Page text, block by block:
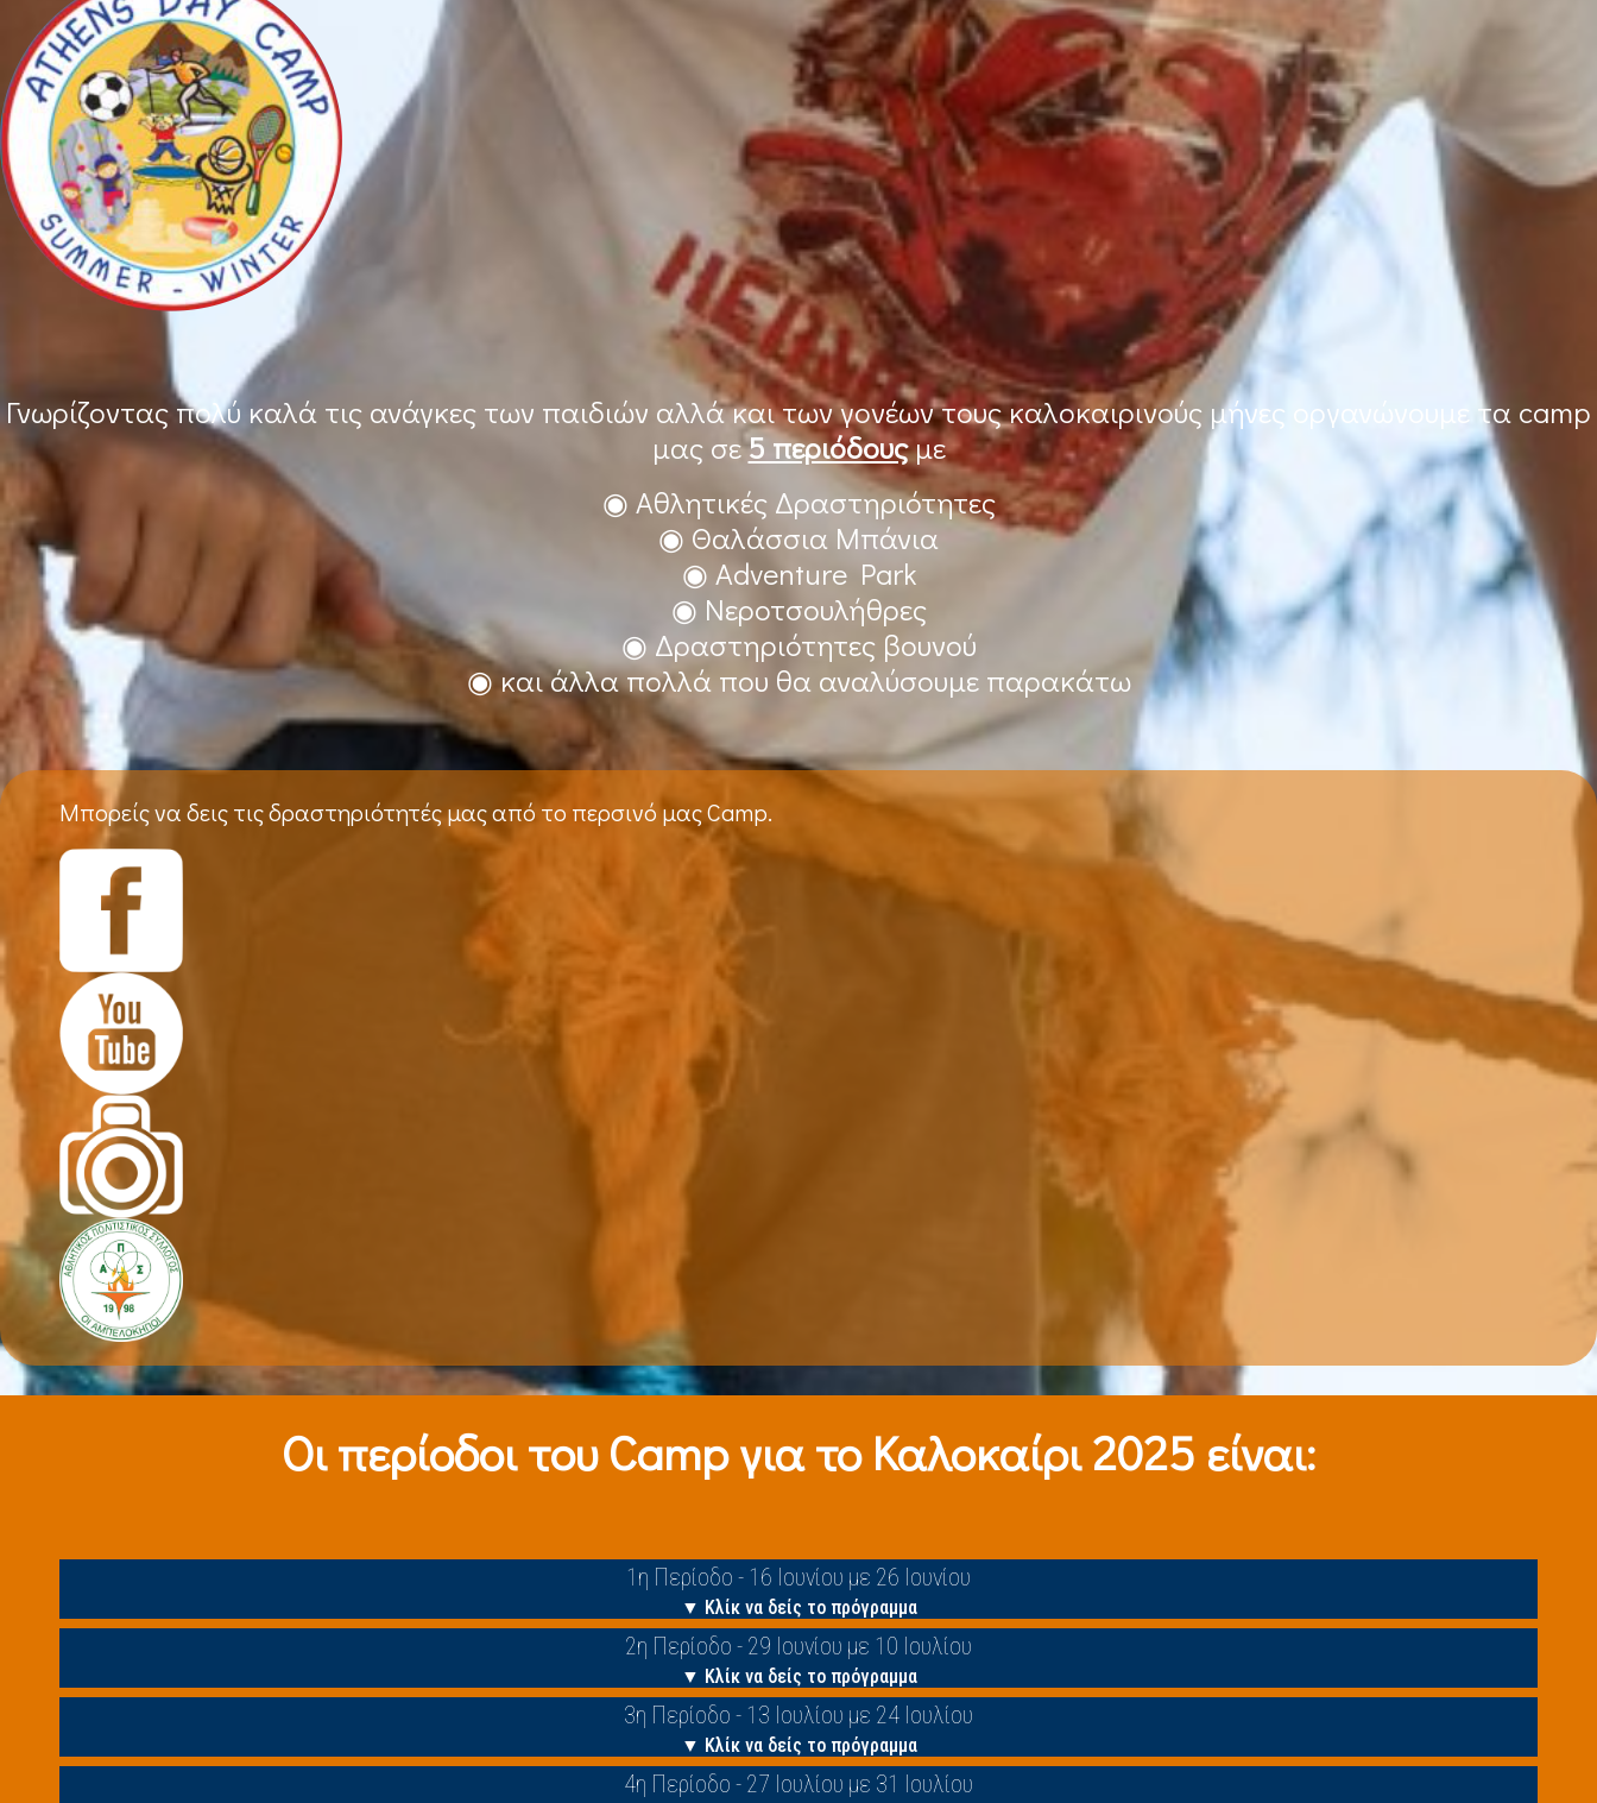
Γνωρίζοντας πολύ καλά τις ανάγκες των παιδιών αλλά και των γονέων τους καλοκαιρινούς μήνες οργανώνουμε τα camp
μας σε5 περιόδουςμε
◉ Αθλητικές Δραστηριότητες
◉ Θαλάσσια Μπάνια
◉ Adventure Park
◉ Νεροτσουλήθρες
◉ Δραστηριότητες βουνού
◉ και άλλα πολλά που θα αναλύσουμε παρακάτω
Μπορείς να δεις τις δραστηριότητές μας από το περσινό μας Camp.
Οι περίοδοι τoυ Camp για το Καλοκαίρι 2025 είναι:
1η Περίοδο - 16 Ιουνίου με 26 Ιουνίου
▼ Κλίκ να δείς το πρόγραμμα
2η Περίοδο - 29 Ιουνίου με 10 Ιουλίου
▼ Κλίκ να δείς το πρόγραμμα
3η Περίοδο - 13 Ιουλίου με 24 Ιουλίου
▼ Κλίκ να δείς το πρόγραμμα
4η Περίοδο - 27 Ιουλίου με 31 Ιουλίου